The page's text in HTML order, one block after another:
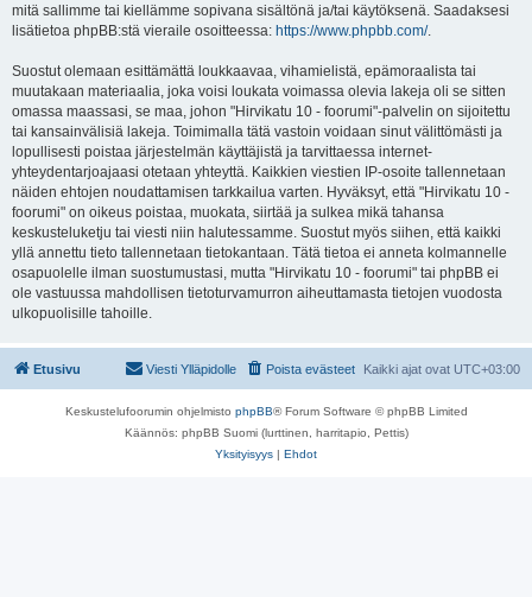
mitä sallimme tai kiellämme sopivana sisältönä ja/tai käytöksenä. Saadaksesi
lisätietoa phpBB:stä vieraile osoitteessa: https://www.phpbb.com/.
Suostut olemaan esittämättä loukkaavaa, vihamielistä, epämoraalista tai
muutakaan materiaalia, joka voisi loukata voimassa olevia lakeja oli se sitten
omassa maassasi, se maa, johon "Hirvikatu 10 - foorumi"-palvelin on sijoitettu
tai kansainvälisiä lakeja. Toimimalla tätä vastoin voidaan sinut välittömästi ja
lopullisesti poistaa järjestelmän käyttäjistä ja tarvittaessa internet-
yhteydentarjoajaasi otetaan yhteyttä. Kaikkien viestien IP-osoite tallennetaan
näiden ehtojen noudattamisen tarkkailua varten. Hyväksyt, että "Hirvikatu 10 -
foorumi" on oikeus poistaa, muokata, siirtää ja sulkea mikä tahansa
keskusteluketju tai viesti niin halutessamme. Suostut myös siihen, että kaikki
yllä annettu tieto tallennetaan tietokantaan. Tätä tietoa ei anneta kolmannelle
osapuolelle ilman suostumustasi, mutta "Hirvikatu 10 - foorumi" tai phpBB ei
ole vastuussa mahdollisen tietoturvamurron aiheuttamasta tietojen vuodosta
ulkopuolisille tahoille.
Etusivu Kaikki ajat ovat UTC+03:00
Poista evästeet
Viesti Ylläpidolle
Keskustelufoorumin ohjelmisto phpBB® Forum Software © phpBB Limited
Käännös: phpBB Suomi (lurttinen, harritapio, Pettis)
Yksityisyys | Ehdot